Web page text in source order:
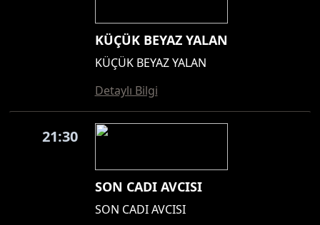
KÜÇÜK BEYAZ YALAN
KÜÇÜK BEYAZ YALAN
Detaylı Bilgi
21:30
SON CADI AVCISI
SON CADI AVCISI